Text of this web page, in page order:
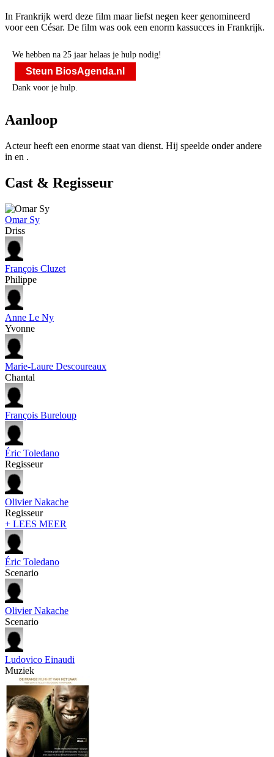
In Frankrijk werd deze film maar liefst negen keer genomineerd
voor een César. De film was ook een enorm kassucces in Frankrijk.
We hebben na 25 jaar helaas je hulp nodig!
Steun BiosAgenda.nl
Dank voor je hulp.
Aanloop
Acteurheeft een enorme staat van dienst. Hij speelde onder andere
in en .
Cast & Regisseur
Omar Sy
Driss
François Cluzet
Philippe
Anne Le Ny
Yvonne
Marie-Laure Descoureaux
Chantal
François Bureloup
Éric Toledano
Regisseur
Olivier Nakache
Regisseur
+ LEES MEER
Éric Toledano
Scenario
Olivier Nakache
Scenario
Ludovico Einaudi
Muziek